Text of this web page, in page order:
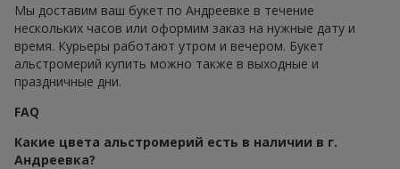
Мы доставим ваш букет по Андреевке в течение
нескольких часов или оформим заказ на нужные дату и
время. Курьеры работают утром и вечером. Букет
альстромерий купить можно также в выходные и
праздничные дни.
FAQ
Какие цвета альстромерий есть в наличии в г.
Андреевка?